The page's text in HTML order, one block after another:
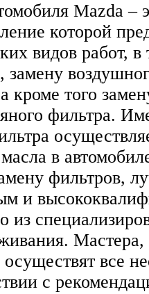
Mazda –
которой
видов работ,
замену
кроме того
фильтра.
в
фильтров,
и
из
осуществят все
с